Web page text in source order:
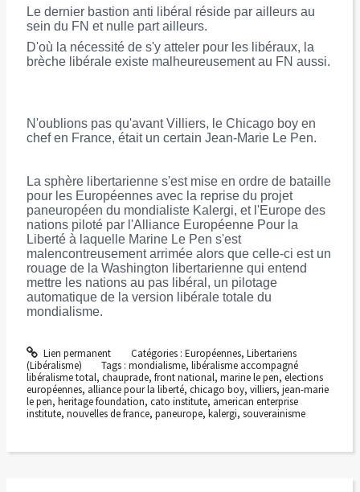
Le dernier bastion anti libéral réside par ailleurs au
sein du FN et nulle part ailleurs.
D'où la nécessité de s'y atteler pour les libéraux, la
brèche libérale existe malheureusement au FN aussi.
N'oublions pas qu'avant Villiers, le Chicago boy en
chef en France, était un certain Jean-Marie Le Pen.
La sphère libertarienne s'est mise en ordre de bataille
pour les Européennes avec la reprise du projet
paneuropéen du mondialiste Kalergi, et l'Europe des
nations piloté par l'Alliance Européenne Pour la
Liberté à laquelle Marine Le Pen s'est
malencontreusement arrimée alors que celle-ci est un
rouage de la Washington libertarienne qui entend
mettre les nations au pas libéral, un pilotage
automatique de la version libérale totale du
mondialisme.
Lien permanent Catégories : Européennes, Libertariens
(Libéralisme)
Tags :mondialisme,libéralisme accompagné
libéralisme total, chauprade, front national, marine le pen, elections
européennes, alliance pour la liberté, chicago boy, villiers, jean-marie
le pen, heritage foundation, cato institute, american enterprise
institute, nouvelles de france, paneurope, kalergi, souverainisme